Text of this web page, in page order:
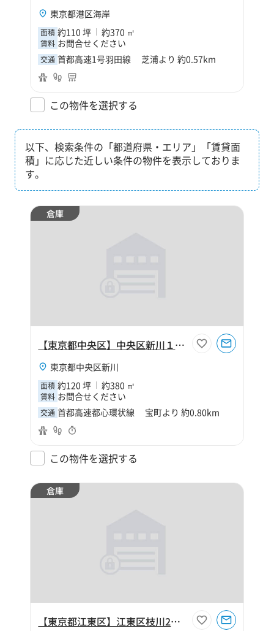
東京都港区海岸
面積 約110 坪 約370 ㎡
賃料 お問合せください
交通 首都高速1号羽田線 芝浦より 約0.57km
この物件を選択する
以下、検索条件の「都道府県・エリア」「賃貸面
積」に応じた近しい条件の物件を表示しておりま
す。
倉庫
【東京都中央区】中央区新川１丁目120坪倉庫
東京都中央区新川
面積 約120 坪 約380 ㎡
賃料 お問合せください
交通 首都高速都心環状線 宝町より 約0.80km
この物件を選択する
倉庫
【東京都江東区】江東区枝川2丁目290坪倉庫